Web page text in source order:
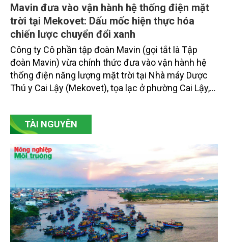
Mavin đưa vào vận hành hệ thống điện mặt
trời tại Mekovet: Dấu mốc hiện thực hóa
chiến lược chuyển đổi xanh
Công ty Cô phần tập đoàn Mavin (gọi tắt là Tập
đoàn Mavin) vừa chính thức đưa vào vận hành hệ
thống điện năng lượng mặt trời tại Nhà máy Dược
Thú y Cai Lậy (Mekovet), tọa lạc ở phường Cai Lậy,
TÀI NGUYÊN